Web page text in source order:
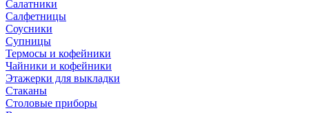
Салатники
Салфетницы
Соусники
Супницы
Термосы и кофейники
Чайники и кофейники
Этажерки для выкладки
Стаканы
Столовые приборы